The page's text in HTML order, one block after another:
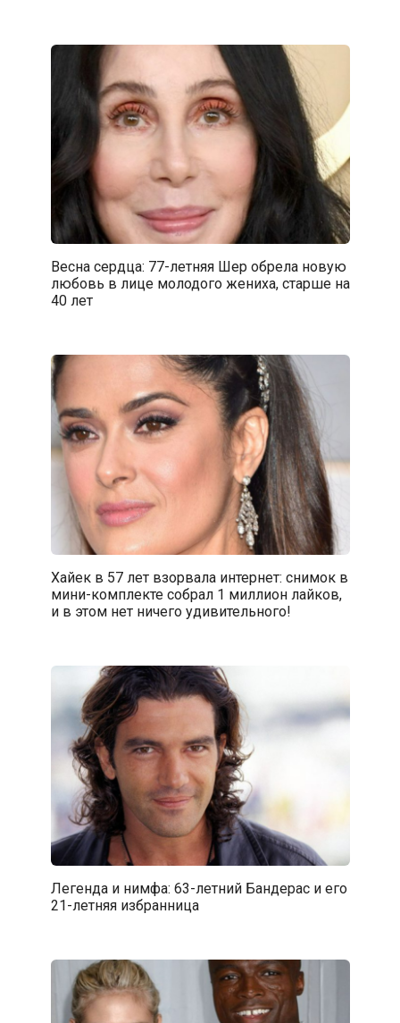
Весна сердца: 77-летняя Шер обрела новую
любовь в лице молодого жениха, старше на
40 лет
Хайек в 57 лет взорвала интернет: снимок в
мини-комплекте собрал 1 миллион лайков,
и в этом нет ничего удивительного!
Легенда и нимфа: 63-летний Бандерас и его
21-летняя избранница